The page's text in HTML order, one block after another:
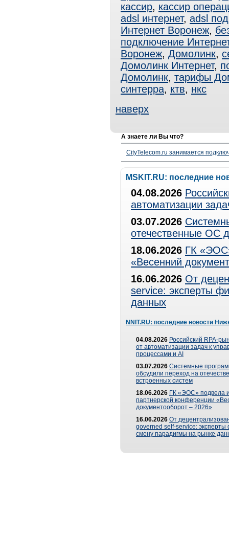
кассир, кассир
adsl интернет, adsl
Интернет Воронеж,
подключение
Воронеж, Домолинк,
Домолинк Интернет,
Домолинк, тарифы
синтерра, ктв, нкс
наверх
А знаете ли Вы что?
CityTelecom.ru занимается
MSKIT.RU: последние
04.08.2026
автоматизации
03.07.2026
отечественные ОС
18.06.2026 ГК
«Весенний
16.06.2026 От
service: эксперты
данных
NNIT.RU: последние новости
04.08.2026 Российский RPA-
от автоматизации задач к
процессами и AI
03.07.2026 Системные
обсудили переход на
встроенных систем
18.06.2026 ГК «ЭОС» подвела
партнерской конференции
документооборот – 2026»
16.06.2026 От
governed self-service: эксперты
смену парадигмы на рынке